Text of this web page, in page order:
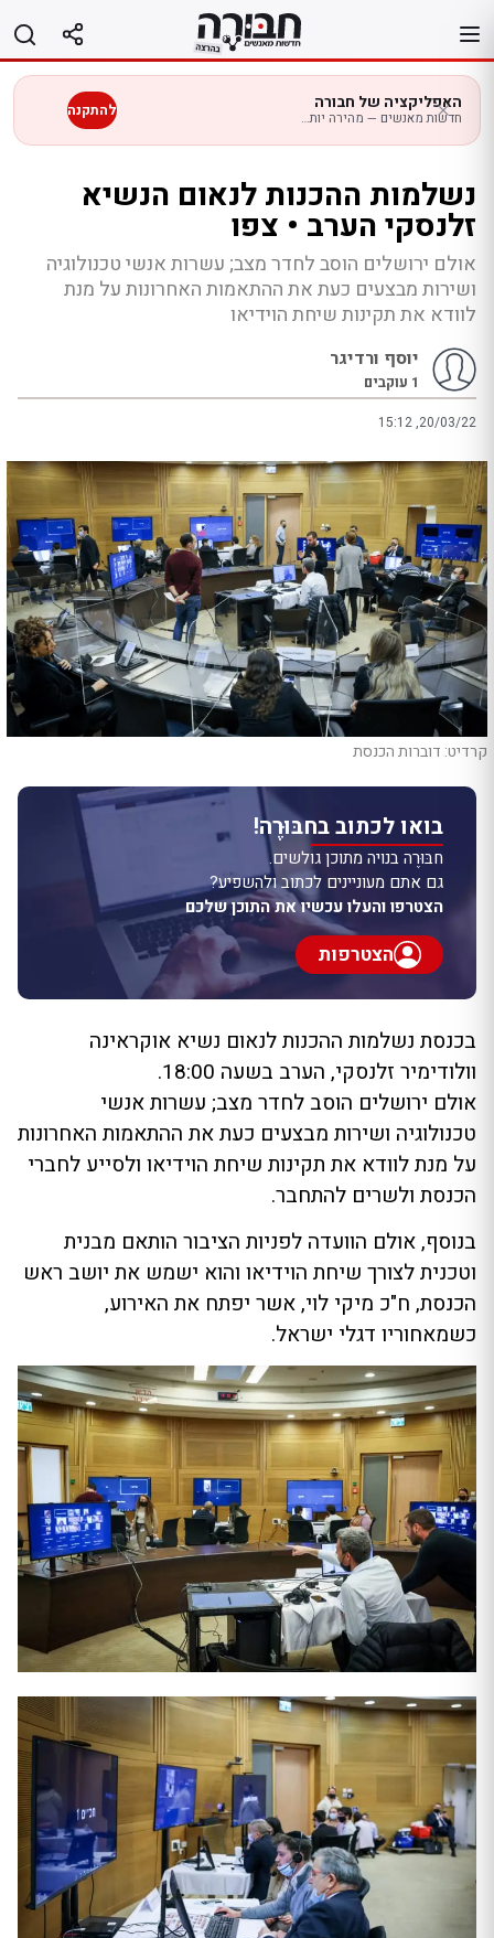
לתוכן
האפליקציה של חבורה
חדשות מאנשים — מהירה יותר בנייד להתקנה
נשלמות ההכנות לנאום הנשיא
זלנסקי הערב • צפו
אולם ירושלים הוסב לחדר מצב; עשרות אנשי טכנולוגיה
ושירות מבצעים כעת את ההתאמות האחרונות על מנת
לוודא את תקינות שיחת הוידיאו
יוסף ורדיגר
1 עוקבים
15:12 ,20/03/22
קרדיט: דוברות הכנסת
בואו לכתוב בחבּוּרֶה!
חבּוּרֶה בנויה מתוכן גולשים.
גם אתם מעוניינים לכתוב ולהשפיע?
הצטרפו והעלו עכשיו את התוכן שלכם
הצטרפות
בכנסת נשלמות ההכנות לנאום נשיא אוקראינה
וולודימיר זלנסקי, הערב בשעה 18:00.
אולם ירושלים הוסב לחדר מצב; עשרות אנשי
טכנולוגיה ושירות מבצעים כעת את ההתאמות האחרונות
על מנת לוודא את תקינות שיחת הוידיאו ולסייע לחברי
הכנסת ולשרים להתחבר.
בנוסף, אולם הוועדה לפניות הציבור הותאם מבנית
וטכנית לצורך שיחת הוידיאו והוא ישמש את יושב ראש
הכנסת, ח"כ מיקי לוי, אשר יפתח את האירוע,
כשמאחוריו דגלי ישראל.